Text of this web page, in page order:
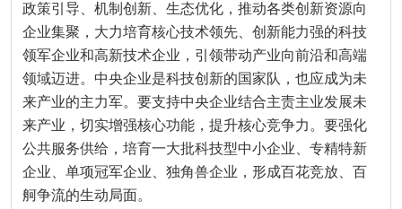
政策引导、机制创新、生态优化，推动各类创新资源向
企业集聚，大力培育核心技术领先、创新能力强的科技
领军企业和高新技术企业，引领带动产业向前沿和高端
领域迈进。中央企业是科技创新的国家队，也应成为未
来产业的主力军。要支持中央企业结合主责主业发展未
来产业，切实增强核心功能，提升核心竞争力。要强化
公共服务供给，培育一大批科技型中小企业、专精特新
企业、单项冠军企业、独角兽企业，形成百花竞放、百
舸争流的生动局面。